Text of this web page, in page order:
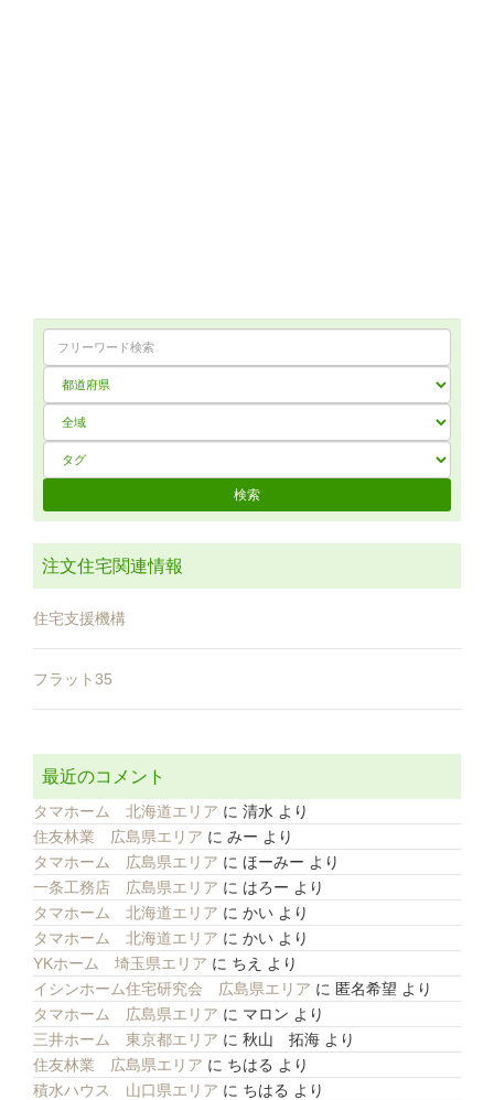
注文住宅関連情報
住宅支援機構
フラット35
最近のコメント
タマホーム 北海道エリア に 清水 より
住友林業 広島県エリア に みー より
タマホーム 広島県エリア に ほーみー より
一条工務店 広島県エリア に はろー より
タマホーム 北海道エリア に かい より
タマホーム 北海道エリア に かい より
YKホーム 埼玉県エリア に ちえ
より
イシンホーム住宅研究会 広島県エリア に 匿名希望 より
タマホーム 広島県エリア に マロン より
三井ホーム 東京都エリア に 秋山 拓海 より
住友林業 広島県エリア に ちはる より
積水ハウス 山口県エリア に ちはる より